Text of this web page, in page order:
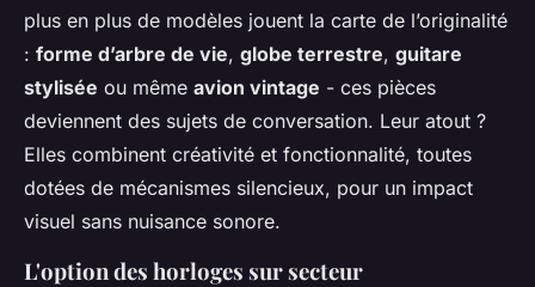
plus en plus de modèles jouent la carte de l’originalité
: forme d’arbre de vie, globe terrestre, guitare
stylisée ou même avion vintage - ces pièces
deviennent des sujets de conversation. Leur atout ?
Elles combinent créativité et fonctionnalité, toutes
dotées de mécanismes silencieux, pour un impact
visuel sans nuisance sonore.
L'option des horloges sur secteur